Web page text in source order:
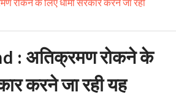
रोकने के लिए धामी सरकार करने जा रही
: अतिक्रमण रोकने के
करने जा रही यह